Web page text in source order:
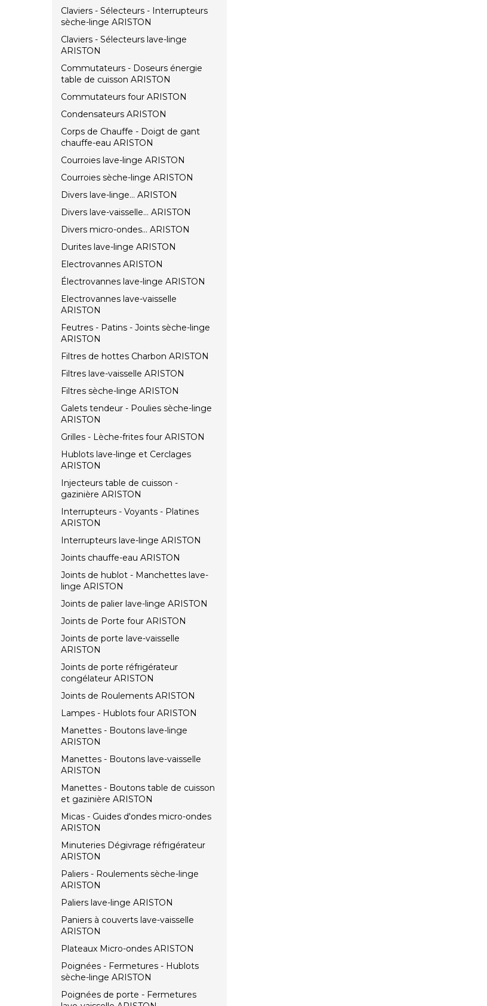
Claviers - Sélecteurs - Interrupteurs
sèche-linge ARISTON
Claviers - Sélecteurs lave-linge
ARISTON
Commutateurs - Doseurs énergie
table de cuisson ARISTON
Commutateurs four ARISTON
Condensateurs ARISTON
Corps de Chauffe - Doigt de gant
chauffe-eau ARISTON
Courroies lave-linge ARISTON
Courroies sèche-linge ARISTON
Divers lave-linge... ARISTON
Divers lave-vaisselle... ARISTON
Divers micro-ondes... ARISTON
Durites lave-linge ARISTON
Electrovannes ARISTON
Électrovannes lave-linge ARISTON
Electrovannes lave-vaisselle
ARISTON
Feutres - Patins - Joints sèche-linge
ARISTON
Filtres de hottes Charbon ARISTON
Filtres lave-vaisselle ARISTON
Filtres sèche-linge ARISTON
Galets tendeur - Poulies sèche-linge
ARISTON
Grilles - Lèche-frites four ARISTON
Hublots lave-linge et Cerclages
ARISTON
Injecteurs table de cuisson -
gazinière ARISTON
Interrupteurs - Voyants - Platines
ARISTON
Interrupteurs lave-linge ARISTON
Joints chauffe-eau ARISTON
Joints de hublot - Manchettes lave-
linge ARISTON
Joints de palier lave-linge ARISTON
Joints de Porte four ARISTON
Joints de porte lave-vaisselle
ARISTON
Joints de porte réfrigérateur
congélateur ARISTON
Joints de Roulements ARISTON
Lampes - Hublots four ARISTON
Manettes - Boutons lave-linge
ARISTON
Manettes - Boutons lave-vaisselle
ARISTON
Manettes - Boutons table de cuisson
et gazinière ARISTON
Micas - Guides d'ondes micro-ondes
ARISTON
Minuteries Dégivrage réfrigérateur
ARISTON
Paliers - Roulements sèche-linge
ARISTON
Paliers lave-linge ARISTON
Paniers à couverts lave-vaisselle
ARISTON
Plateaux Micro-ondes ARISTON
Poignées - Fermetures - Hublots
sèche-linge ARISTON
Poignées de porte - Fermetures